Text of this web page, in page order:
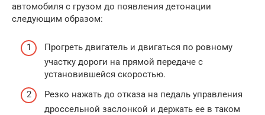
автомобиля с грузом до появления детонации
следующим образом:
Прогреть двигатель и двигаться по ровному
участку дороги на прямой передаче с
установившейся скоростью.
Резко нажать до отказа на педаль управления
дроссельной заслонкой и держать ее в таком